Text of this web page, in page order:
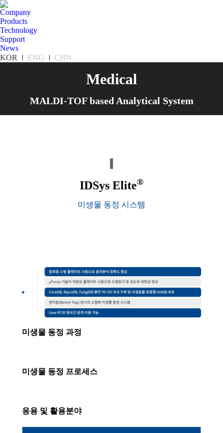
Company
Products
Technology
Support
News
KOR
ENG CHN
Medical
MALDI-TOF based Analytical System
IDSys Elite®
미생물 동정 시스템
미생물 동정 과정
미생물 동정 프로세스
응용 및 활용분야